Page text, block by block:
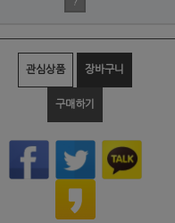
?
관심상품 장바구니
구매하기